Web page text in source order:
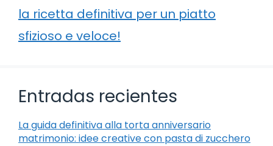
la ricetta definitiva per un piatto
sfizioso e veloce!
Entradas recientes
La guida definitiva alla torta anniversario
matrimonio: idee creative con pasta di zucchero